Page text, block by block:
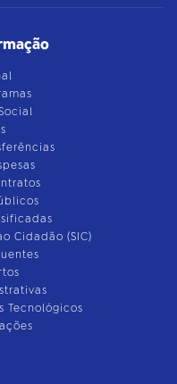
Cidadão (SIC)
Tecnológicos